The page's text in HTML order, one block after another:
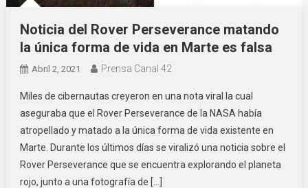
Noticia del Rover Perseverance matando
la única forma de vida en Marte es falsa
Abril 2, 2021 Prensa Canal 42
Miles de cibernautas creyeron en una nota viral la cual
aseguraba que el Rover Perseverance de la NASA había
atropellado y matado a la única forma de vida existente en
Marte. Durante los últimos días se viralizó una noticia sobre el
Rover Perseverance que se encuentra explorando el planeta
rojo, junto a una fotografía de […]